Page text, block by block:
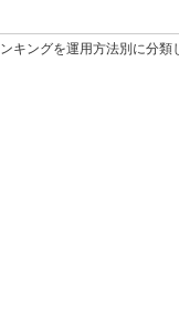
キングを運用方法別に分類